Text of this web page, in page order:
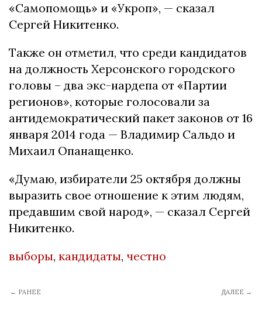
«Самопомощь» и «Укроп», — сказал
Сергей Никитенко.
Также он отметил, что среди кандидатов
на должность Херсонского городского
головы – два экс-нардепа от «Партии
регионов», которые голосовали за
антидемократический пакет законов от 16
января 2014 года — Владимир Сальдо и
Михаил Опанащенко.
«Думаю, избиратели 25 октября должны
выразить свое отношение к этим людям,
предавшим свой народ», — сказал Сергей
Никитенко.
выборы, кандидаты, честно
← РАНЕЕ ДАЛЕЕ →